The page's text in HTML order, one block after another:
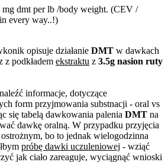
mg dmt per lb /body weight. (CEV /
every way..!)
opisuje działanie DMT w dawkach
z podkładem ekstraktu z 3.5g nasion ruty
informacje, dotyczące
form przyjmowania substnacji - oral vs
się tabelą dawkowania palenia DMT na
dawkę oralną. W przypadku przyjęcia
bo to jednak wielogodzinna
próbę dawki uczuleniowej - wziąć
jak ciało zareaguje, wyciągnąć wnioski